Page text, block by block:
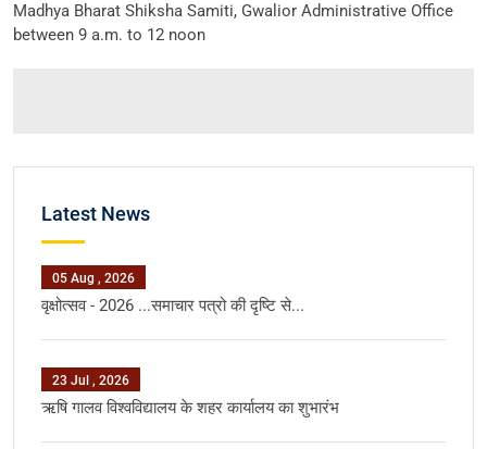
Madhya Bharat Shiksha Samiti, Gwalior Administrative Office
between 9 a.m. to 12 noon
Latest News
05 Aug , 2026
वृक्षोत्सव - 2026 ...समाचार पत्रो की दृष्टि से...
23 Jul , 2026
ऋषि गालव विश्वविद्यालय के शहर कार्यालय का शुभारंभ